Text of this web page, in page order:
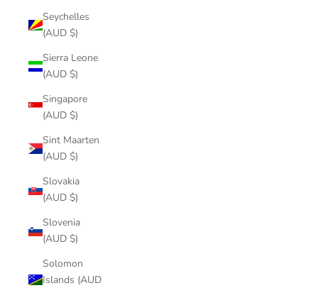
Seychelles
(AUD $)
Sierra Leone
(AUD $)
Singapore
(AUD $)
Sint Maarten
(AUD $)
Slovakia
(AUD $)
Slovenia
(AUD $)
Solomon
Islands (AUD